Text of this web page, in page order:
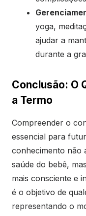
yoga,
ajudar a
durante a
Conclusão: O
a Termo
Compreender o
essencial para
conhecimento não
saúde do bebê,
mais consciente e
é o objetivo de
representando o